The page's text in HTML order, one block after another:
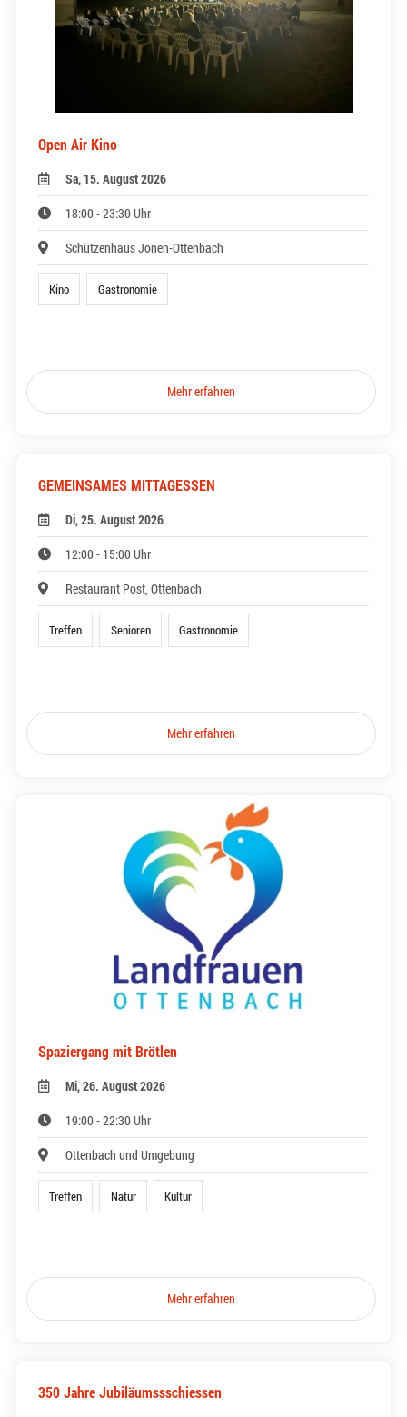
Open Air Kino
Sa, 15. August 2026
18:00 - 23:30 Uhr
Schützenhaus Jonen-Ottenbach
Kino Gastronomie
Mehr erfahren
GEMEINSAMES MITTAGESSEN
Di, 25. August 2026
12:00 - 15:00 Uhr
Restaurant Post, Ottenbach
Treffen Senioren Gastronomie
Mehr erfahren
Spaziergang mit Brötlen
Mi, 26. August 2026
19:00 - 22:30 Uhr
Ottenbach und Umgebung
Treffen Natur Kultur
Mehr erfahren
350 Jahre Jubiläumssschiessen